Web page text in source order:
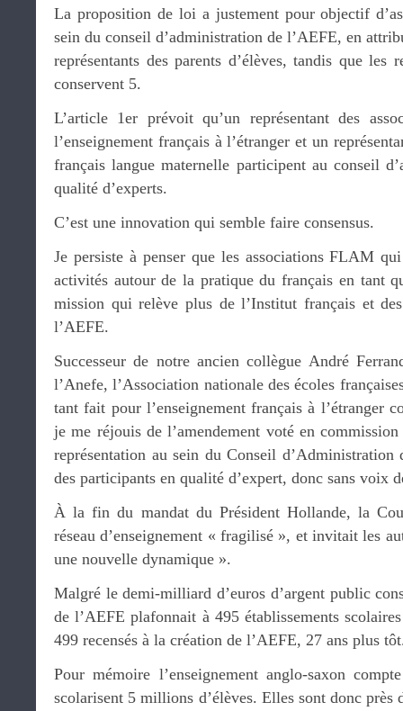
La proposition de loi a justement pour objectif
sein du conseil d’administration de l’AEFE, en
représentants des parents d’élèves, tandis que les
conservent 5.
L’article 1er prévoit qu’un représentant des
l’enseignement français à l’étranger et un
français langue maternelle participent au conseil
qualité d’experts.
C’est une innovation qui semble faire consensus.
Je persiste à penser que les associations FLAM
activités autour de la pratique du français en tant
mission qui relève plus de l’Institut français et
l’AEFE.
Successeur de notre ancien collègue André
l’Anefe, l’Association nationale des écoles
tant fait pour l’enseignement français à l’étranger
je me réjouis de l’amendement voté en
représentation au sein du Conseil d’Administration
des participants en qualité d’expert, donc sans voix
À la fin du mandat du Président Hollande, la
réseau d’enseignement « fragilisé », et invitait les
une nouvelle dynamique ».
Malgré le demi-milliard d’euros d’argent public
de l’AEFE plafonnait à 495 établissements
499 recensés à la création de l’AEFE, 27 ans plus
Pour mémoire l’enseignement anglo-saxon
scolarisent 5 millions d’élèves. Elles sont donc près